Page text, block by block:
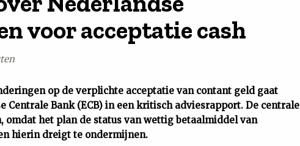
voor acceptatie cash
op de verplichte acceptatie van contant geld gaat
Centrale Bank (ECB) in een kritisch adviesrapport. De centrale
omdat het plan de status van wettig betaalmiddel van
hierin dreigt te ondermijnen.